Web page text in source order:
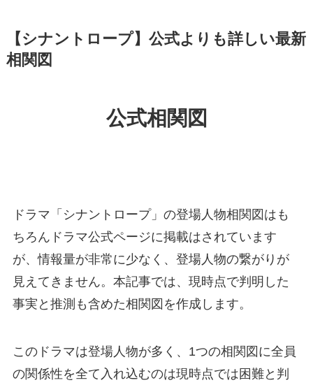
【シナントロープ】公式よりも詳しい最新
相関図
公式相関図
ドラマ「シナントロープ」の登場人物相関図はも
ちろんドラマ公式ページに掲載はされています
が、情報量が非常に少なく、登場人物の繋がりが
見えてきません。本記事では、現時点で判明した
事実と推測も含めた相関図を作成します。
このドラマは登場人物が多く、1つの相関図に全員
の関係性を全て入れ込むのは現時点では困難と判